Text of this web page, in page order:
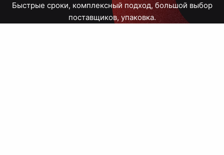
Быстрые сроки, комплексный подход, большой выбор
поставщиков, упаковка.